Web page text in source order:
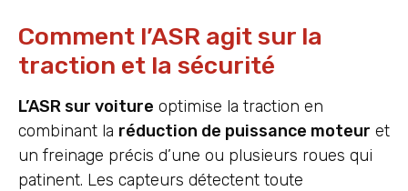
Comment l’ASR agit sur la
traction et la sécurité
L’ASR sur voiture optimise la traction en
combinant la réduction de puissance moteur et
un freinage précis d’une ou plusieurs roues qui
patinent. Les capteurs détectent toute